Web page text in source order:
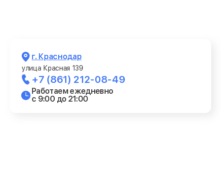
г. Краснодар
улица Красная 139
+7 (861) 212-08-49
Работаем ежедневно
с 9:00 до 21:00